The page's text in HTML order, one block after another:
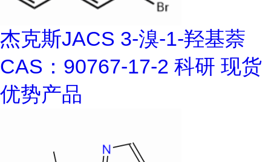
杰克斯JACS 3-溴-1-羟基萘
CAS：90767-17-2 科研 现货
优势产品